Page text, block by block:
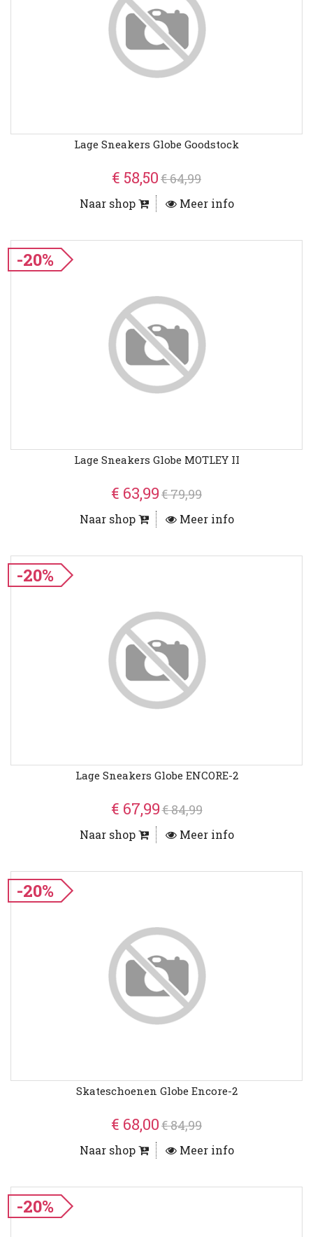
Lage Sneakers Globe Goodstock
€ 58,50€ 64,99
Naar shop Meer info
-20%
Lage Sneakers Globe MOTLEY II
€ 63,99€ 79,99
Naar shop Meer info
-20%
Lage Sneakers Globe ENCORE-2
€ 67,99€ 84,99
Naar shop Meer info
-20%
Skateschoenen Globe Encore-2
€ 68,00€ 84,99
Naar shop Meer info
-20%